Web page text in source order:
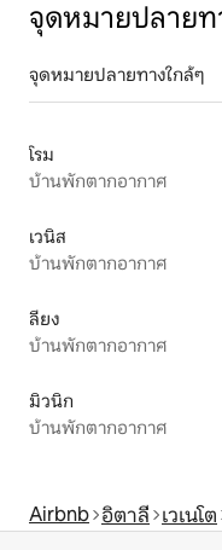
จุดหมายปลายท
จุดหมายปลายทางใกล้ๆ
โรม
บ้านพักตากอากาศ
เวนิส
บ้านพักตากอากาศ
ลียง
บ้านพักตากอากาศ
มิวนิก
บ้านพักตากอากาศ
Airbnb อิตาลี เวเนโต